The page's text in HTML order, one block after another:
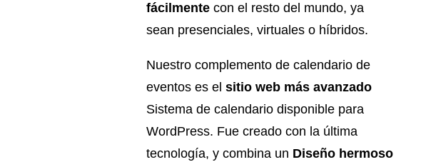
fácilmentecon el resto del mundo, ya
sean presenciales, virtuales o híbridos.
Nuestro complemento de calendario de
eventos es el sitio web más avanzado
Sistema de calendario disponible para
WordPress. Fue creado con la última
tecnología, y combina un Diseño hermoso